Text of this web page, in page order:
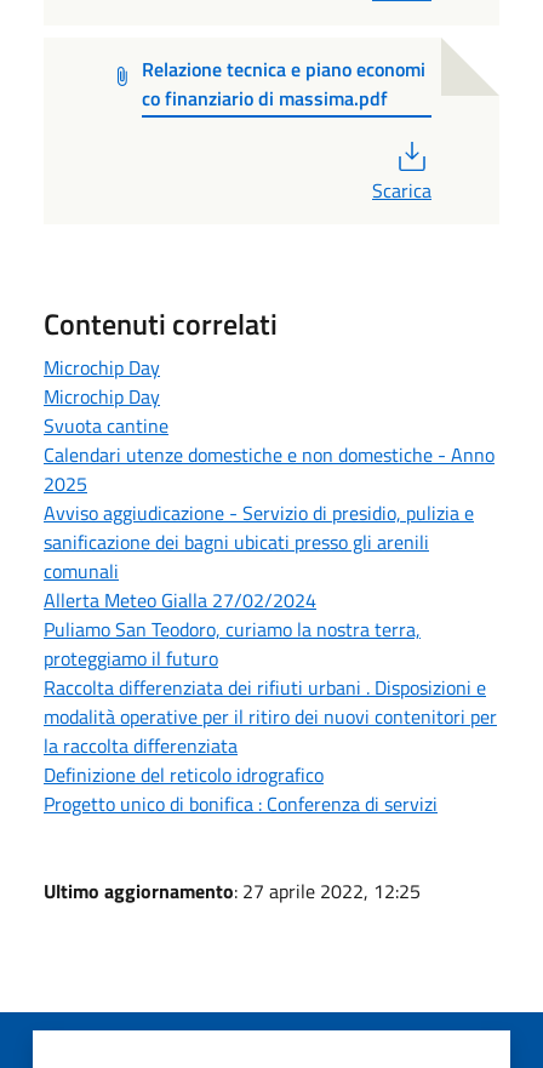
Relazione tecnica e piano economi
co finanziario di massima.pdf
Scarica
Contenuti correlati
Microchip Day
Microchip Day
Svuota cantine
Calendari utenze domestiche e non domestiche - Anno
2025
Avviso aggiudicazione - Servizio di presidio, pulizia e
sanificazione dei bagni ubicati presso gli arenili
comunali
Allerta Meteo Gialla 27/02/2024
Puliamo San Teodoro, curiamo la nostra terra,
proteggiamo il futuro
Raccolta differenziata dei rifiuti urbani . Disposizioni e
modalità operative per il ritiro dei nuovi contenitori per
la raccolta differenziata
Definizione del reticolo idrografico
Progetto unico di bonifica : Conferenza di servizi
Ultimo aggiornamento: 27 aprile 2022, 12:25